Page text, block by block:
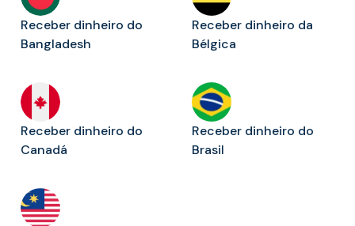
Receber dinheiro do
Bangladesh
Receber dinheiro da
Bélgica
Receber dinheiro do
Canadá
Receber dinheiro do
Brasil